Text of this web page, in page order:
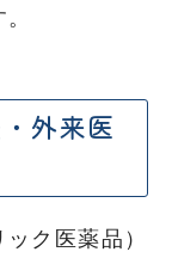
外来医
ク医薬品）